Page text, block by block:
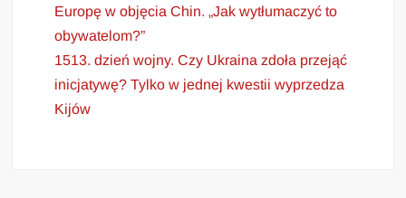
Europę w objęcia Chin. „Jak wytłumaczyć to
obywatelom?”
1513. dzień wojny. Czy Ukraina zdoła przejąć
inicjatywę? Tylko w jednej kwestii wyprzedza
Kijów